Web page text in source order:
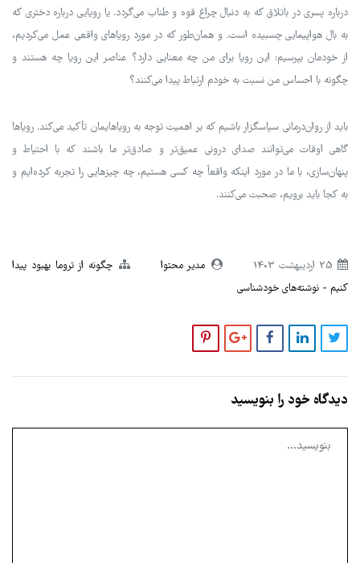
درباره پسری در باتلاق که به دنبال چراغ قوه و طناب می‌گردد. یا رویایی درباره دختری که
به بال هواپیمایی چسبیده است. و همان‌طور که در مورد رویاهای واقعی عمل می‌کردیم،
از خودمان بپرسیم: این رویا برای من چه معنایی دارد؟ عناصر این رویا چه هستند و
چگونه با احساس من نسبت به خودم ارتباط پیدا می‌کنند؟
باید از روان‌درمانی سپاسگزار باشیم که بر اهمیت توجه به رویاهایمان تأکید می‌کند. رویاها
گاهی اوقات می‌توانند صدای درونی عمیق‌تر و صادق‌تر ما باشند که با احتیاط و
پنهان‌سازی، با ما در مورد اینکه واقعاً چه کسی هستیم، چه چیزهایی را تجربه کرده‌ایم و
به کجا باید برویم، صحبت می‌کنند.
25 ارديبهشت 1403 مدیر محتوا
چگونه از تروما بهبود پیدا
کنیم
نوشته‌های خودشناسی
دیدگاه خود را بنویسید